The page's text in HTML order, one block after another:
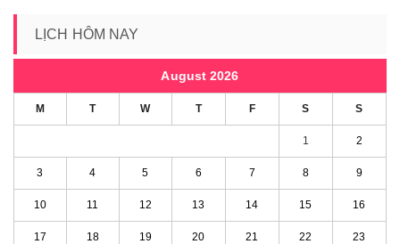
LỊCH HÔM NAY
August 2026
M T W T F S S
1 2
3 4 5 6 7 8 9
10 11 12 13 14 15 16
17 18 19 20 21 22 23